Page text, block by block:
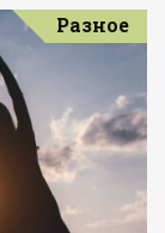
Разное